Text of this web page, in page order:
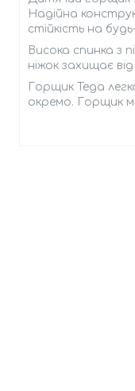
Надійна
стійкість на
Висока спинка з
ніжок захищає
Горщик Tega
окремо. Горщик